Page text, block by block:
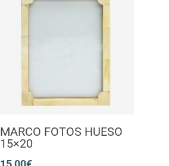
MARCO FOTOS HUESO
15×20